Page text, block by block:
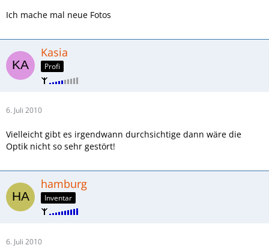
Ich mache mal neue Fotos
Kasia
Profi
6. Juli 2010
Vielleicht gibt es irgendwann durchsichtige dann wäre die
Optik nicht so sehr gestört!
hamburg
Inventar
6. Juli 2010